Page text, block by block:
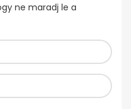
ne maradj le a